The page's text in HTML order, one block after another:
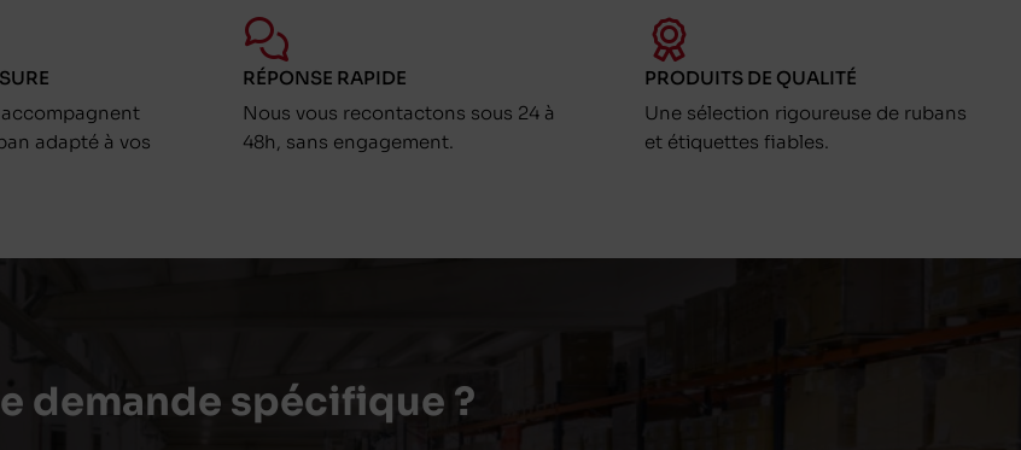
adapté à vos
RÉPONSE RAPIDE
Nous vous recontactons sous 24 à
48h, sans engagement.
PRODUITS DE QUALITÉ
Une sélection rigoureuse de rubans
et étiquettes fiables.
demande spécifique ?